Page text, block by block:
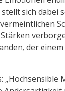
sich dabei
der
„Hochsensible